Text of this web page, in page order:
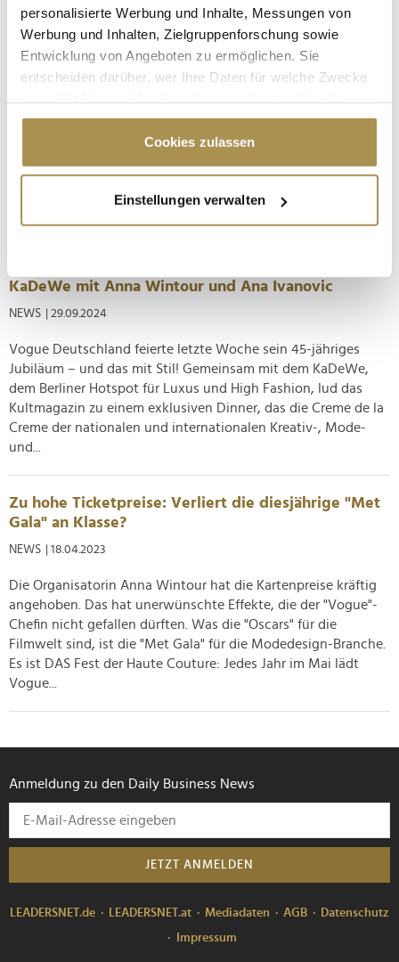
personalisierte Werbung und Inhalte, Messungen von
Werbung und Inhalten, Zielgruppenforschung sowie
Entwicklung von Angeboten zu ermöglichen. Sie
entscheiden darüber, wer Ihre Daten für welche Zwecke
Cookie-Erklärung oder durch Klicken auf das Privacy
Trigger Symbol ändern oder widerrufen
Informationen über Ihre geografische Lage
erfassen, welche bis auf einige Meter genau sein
bestimmten Merkmalen (Fingerprinting) identifizieren
Erfahren Sie mehr darüber, wie Ihre persönlichen Daten
Abschnitt Einzelheitenfest.
Wir verwenden Cookies, um Inhalte und Anzeigen zu
personalisieren, Funktionen für soziale Medien anbieten
zu können und die Zugriffe auf unsere Website zu
soziale Medien, Werbung und Analysen weiter. Unsere
Partner führen diese Informationen möglicherweise mit
weiteren Daten zusammen, die Sie ihnen bereitgestellt
gesammelt haben.
Cookies zulassen
Einstellungen verwalten
Met Gala 2025 feiert Black Style mit Rihanna, Diana
Ross, Zendaya und Estée Lauder
NEWS | 06.05.2025
New York in ein Forum für Stil, Geschichte und Identität.
Neben ikonischen Fashion-Statements von Stars wie
KaDeWe mit Anna Wintour und Ana Ivanovic
NEWS | 29.09.2024
Vogue Deutschland feierte letzte Woche sein 45-jähriges
Jubiläum – und das mit Stil! Gemeinsam mit dem KaDeWe,
dem Berliner Hotspot für Luxus und High Fashion, lud das
Kultmagazin zu einem exklusiven Dinner, das die Creme de la
Creme der nationalen und internationalen Kreativ-, Mode-
und...
Zu hohe Ticketpreise: Verliert die diesjährige "Met
Gala" an Klasse?
NEWS | 18.04.2023
Die Organisatorin Anna Wintour hat die Kartenpreise kräftig
angehoben. Das hat unerwünschte Effekte, die der "Vogue"-
Chefin nicht gefallen dürften. Was die "Oscars" für die
Filmwelt sind, ist die "Met Gala" für die Modedesign-Branche.
Es ist DAS Fest der Haute Couture: Jedes Jahr im Mai lädt
Vogue...
Anmeldung zu den Daily Business News
JETZT ANMELDEN
LEADERSNET.de LEADERSNET.at Mediadaten AGB
Datenschutz
Impressum